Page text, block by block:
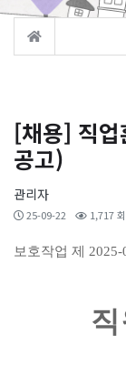
[채용] 직
공고)
관리자
25-09-22 1,717 회
보호작업 제 2025-